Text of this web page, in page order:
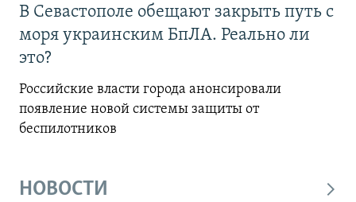
В Севастополе обещают закрыть путь с
моря украинским БпЛА. Реально ли
это?
Российские власти города анонсировали
появление новой системы защиты от
беспилотников
НОВОСТИ